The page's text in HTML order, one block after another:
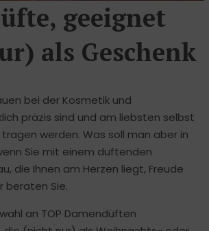
geeignet
als Geschenk
bei der Kosmetik und
präzis sind und am liebsten selbst
werden. Was soll man aber in
Sie mit einem duftenden
die Ihnen am Herzen liegt, Freude
beraten Sie.
an TOP Damendüften